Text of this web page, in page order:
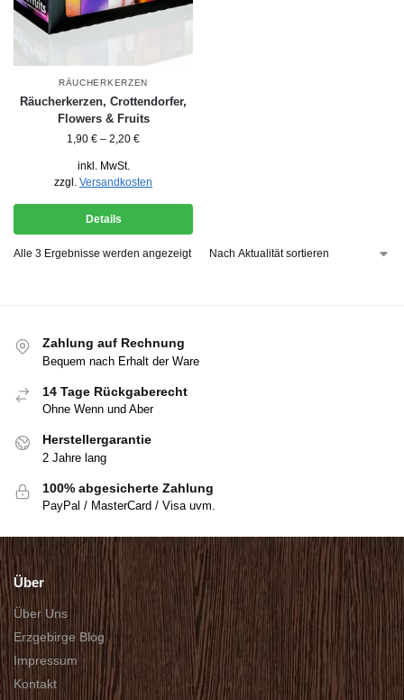
RÄUCHERKERZEN
Räucherkerzen, Crottendorfer,
Flowers & Fruits
1,90 € – 2,20 €
inkl. MwSt.
zzgl. Versandkosten
Details
Alle 3 Ergebnisse werden angezeigt
Zahlung auf Rechnung
Bequem nach Erhalt der Ware
14 Tage Rückgaberecht
Ohne Wenn und Aber
Herstellergarantie
2 Jahre lang
100% abgesicherte Zahlung
PayPal / MasterCard / Visa uvm.
Über
Über Uns
Erzgebirge Blog
Impressum
Kontakt